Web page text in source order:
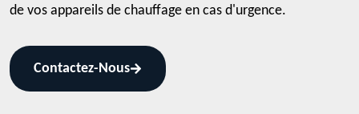
de vos appareils de chauffage en cas d'urgence.
Contactez-Nous